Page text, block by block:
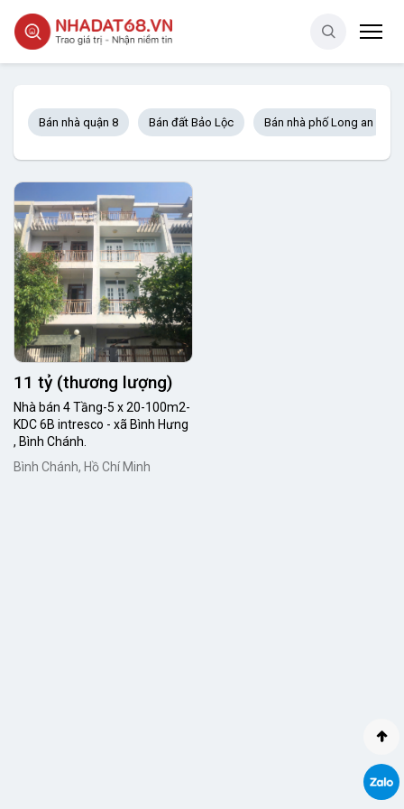
Bán nhà quận 8 Bán đất Bảo Lộc Bán nhà phố Long an
11 tỷ (thương lượng)
Nhà bán 4 Tầng-5 x 20-100m2-
KDC 6B intresco - xã Bình Hưng
, Bình Chánh.
Bình Chánh, Hồ Chí Minh